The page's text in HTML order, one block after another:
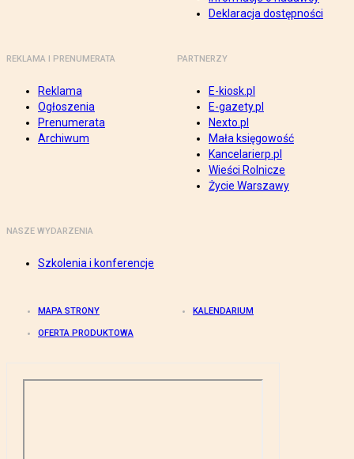
Deklaracja dostępności
REKLAMA I PRENUMERATA
Reklama
Ogłoszenia
Prenumerata
Archiwum
PARTNERZY
E-kiosk.pl
E-gazety.pl
Nexto.pl
Mała księgowość
Kancelarierp.pl
Wieści Rolnicze
Życie Warszawy
NASZE WYDARZENIA
Szkolenia i konferencje
MAPA STRONY KALENDARIUM
OFERTA PRODUKTOWA